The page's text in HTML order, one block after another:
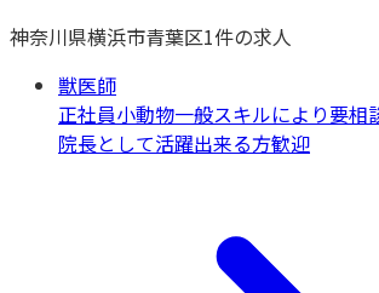
神奈川県横浜市青葉区1件の求人
獣医師
正社員小動物一般スキルにより要相
院長として活躍出来る方歓迎